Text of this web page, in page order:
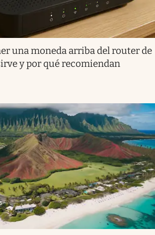
una moneda arriba del router de
y por qué recomiendan